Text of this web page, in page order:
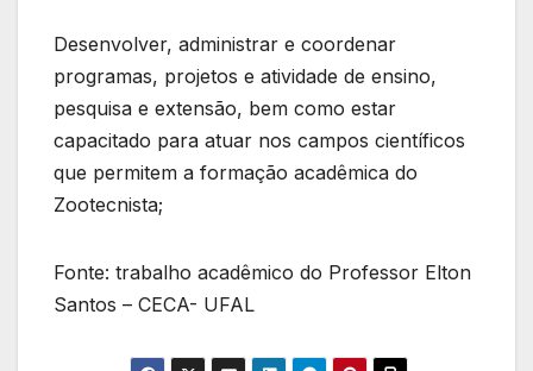
Desenvolver, administrar e coordenar
programas, projetos e atividade de ensino,
pesquisa e extensão, bem como estar
capacitado para atuar nos campos científicos
que permitem a formação acadêmica do
Zootecnista;
Fonte: trabalho acadêmico do Professor Elton
Santos – CECA- UFAL